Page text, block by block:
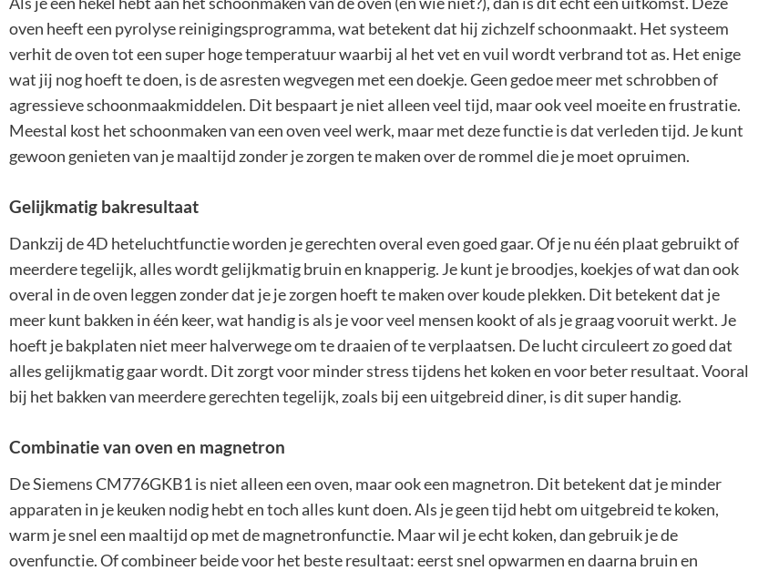
oven heeft een pyrolyse reinigingsprogramma, wat betekent dat hij zichzelf schoonmaakt. Het systeem
verhit de oven tot een super hoge temperatuur waarbij al het vet en vuil wordt verbrand tot as. Het enige
wat jij nog hoeft te doen, is de asresten wegvegen met een doekje. Geen gedoe meer met schrobben of
agressieve schoonmaakmiddelen. Dit bespaart je niet alleen veel tijd, maar ook veel moeite en frustratie.
Meestal kost het schoonmaken van een oven veel werk, maar met deze functie is dat verleden tijd. Je kunt
gewoon genieten van je maaltijd zonder je zorgen te maken over de rommel die je moet opruimen.
Gelijkmatig bakresultaat
Dankzij de 4D heteluchtfunctie worden je gerechten overal even goed gaar. Of je nu één plaat gebruikt of
meerdere tegelijk, alles wordt gelijkmatig bruin en knapperig. Je kunt je broodjes, koekjes of wat dan ook
overal in de oven leggen zonder dat je je zorgen hoeft te maken over koude plekken. Dit betekent dat je
meer kunt bakken in één keer, wat handig is als je voor veel mensen kookt of als je graag vooruit werkt. Je
hoeft je bakplaten niet meer halverwege om te draaien of te verplaatsen. De lucht circuleert zo goed dat
alles gelijkmatig gaar wordt. Dit zorgt voor minder stress tijdens het koken en voor beter resultaat. Vooral
bij het bakken van meerdere gerechten tegelijk, zoals bij een uitgebreid diner, is dit super handig.
Combinatie van oven en magnetron
De Siemens CM776GKB1 is niet alleen een oven, maar ook een magnetron. Dit betekent dat je minder
apparaten in je keuken nodig hebt en toch alles kunt doen. Als je geen tijd hebt om uitgebreid te koken,
warm je snel een maaltijd op met de magnetronfunctie. Maar wil je echt koken, dan gebruik je de
ovenfunctie. Of combineer beide voor het beste resultaat: eerst snel opwarmen en daarna bruin en